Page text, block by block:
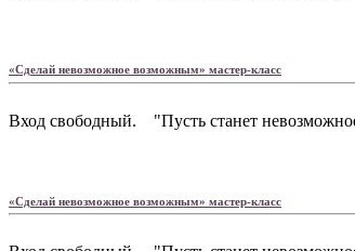
«Сделай невозможное возможным» мастер-класс
Вход свободный. "Пусть станет
«Сделай невозможное возможным» мастер-класс